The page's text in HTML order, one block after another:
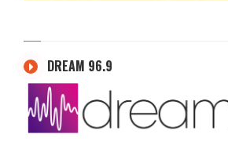
DREAM 96.9